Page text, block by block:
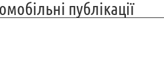
публікації